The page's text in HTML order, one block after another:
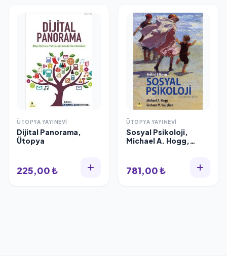
ÜTOPYA YAYINEVI
Dijital Panorama,
Ütopya
225,00 ₺
ÜTOPYA YAYINEVI
Sosyal Psikoloji,
Michael A. Hogg,
781,00 ₺